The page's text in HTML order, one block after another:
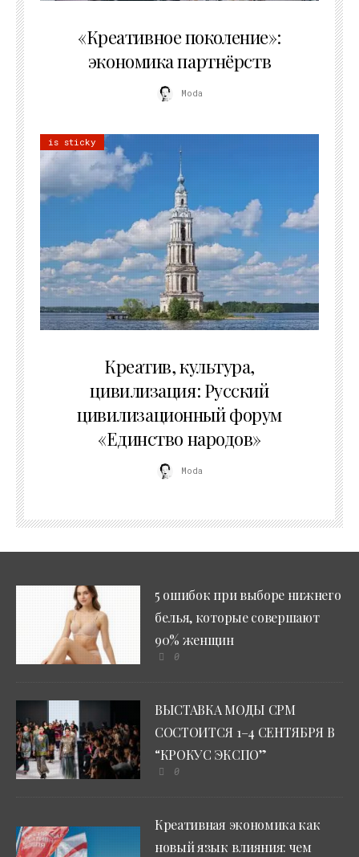
«Креативное поколение»:
экономика партнёрств
Moda
is sticky
Креатив, культура,
цивилизация: Русский
цивилизационный форум
«Единство народов»
Moda
5 ошибок при выборе нижнего
белья, которые совершают
90% женщин
0
ВЫСТАВКА МОДЫ CPM
СОСТОИТСЯ 1–4 СЕНТЯБРЯ В
“КРОКУС ЭКСПО”
0
Креативная экономика как
новый язык влияния: чем